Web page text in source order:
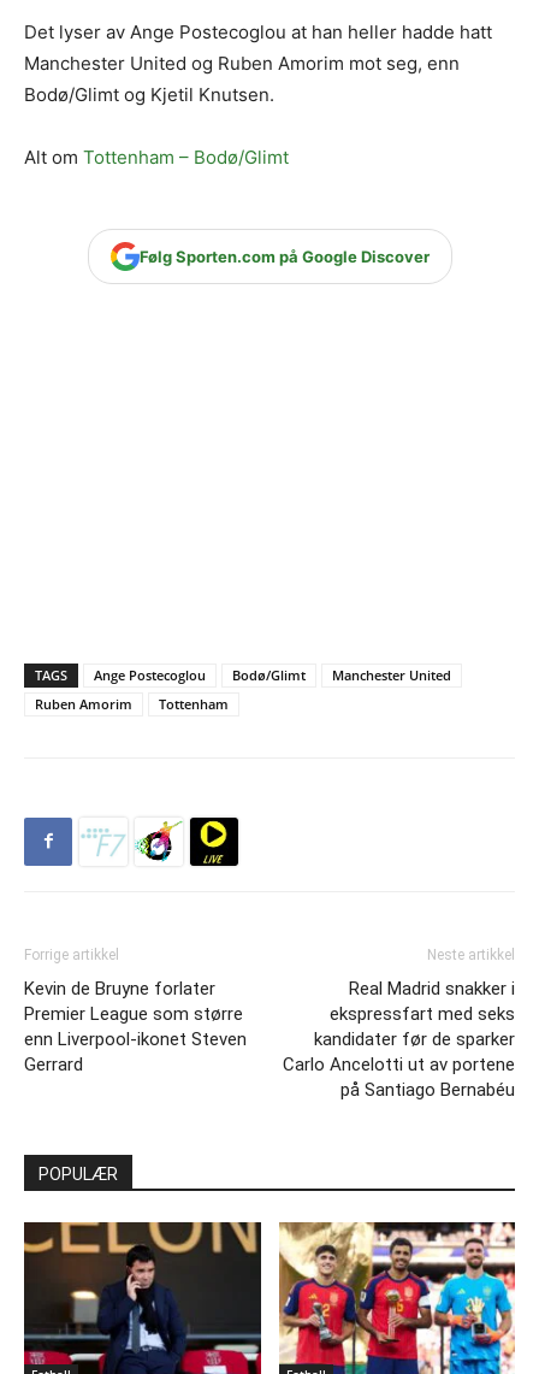
Det lyser av Ange Postecoglou at han heller hadde hatt
Manchester United og Ruben Amorim mot seg, enn
Bodø/Glimt og Kjetil Knutsen.
Alt om Tottenham – Bodø/Glimt
Følg Sporten.com på Google Discover
TAGS Ange Postecoglou Bodø/Glimt
Manchester United
Ruben Amorim
Tottenham
Forrige artikkel
Kevin de Bruyne forlater
Premier League som større
enn Liverpool-ikonet Steven
Gerrard
Neste artikkel
Real Madrid snakker i
ekspressfart med seks
kandidater før de sparker
Carlo Ancelotti ut av portene
på Santiago Bernabéu
POPULÆR